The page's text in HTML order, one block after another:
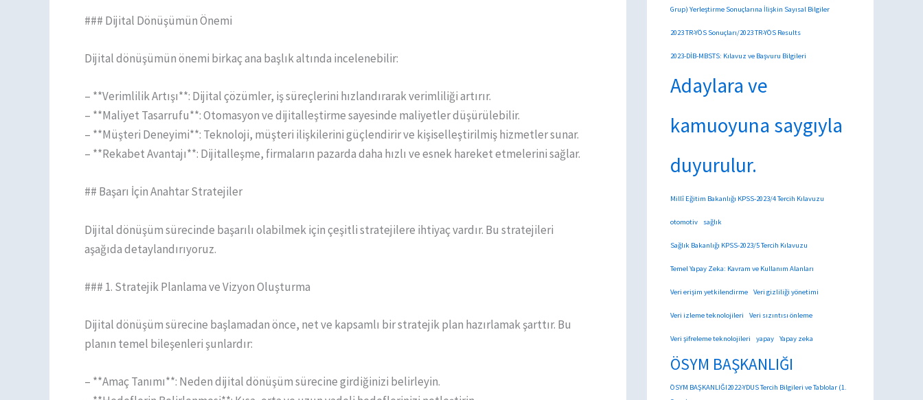
### Dijital Dönüşümün Önemi
Dijital dönüşümün önemi birkaç ana başlık altında incelenebilir:
– **Verimlilik Artışı**: Dijital çözümler, iş süreçlerini hızlandırarak verimliliği artırır.
– **Maliyet Tasarrufu**: Otomasyon ve dijitalleştirme sayesinde maliyetler düşürülebilir.
– **Müşteri Deneyimi**: Teknoloji, müşteri ilişkilerini güçlendirir ve kişiselleştirilmiş hizmetler sunar.
– **Rekabet Avantajı**: Dijitalleşme, firmaların pazarda daha hızlı ve esnek hareket etmelerini sağlar.
## Başarı İçin Anahtar Stratejiler
Dijital dönüşüm sürecinde başarılı olabilmek için çeşitli stratejilere ihtiyaç vardır. Bu stratejileri
aşağıda detaylandırıyoruz.
### 1. Stratejik Planlama ve Vizyon Oluşturma
Dijital dönüşüm sürecine başlamadan önce, net ve kapsamlı bir stratejik plan hazırlamak şarttır. Bu
planın temel bileşenleri şunlardır:
– **Amaç Tanımı**: Neden dijital dönüşüm sürecine girdiğinizi belirleyin.
Grup) Yerleştirme Sonuçlarına İlişkin Sayısal Bilgiler
2023 TR-YÖS Sonuçları/2023 TR-YÖS Results
2023-DİB-MBSTS: Kılavuz ve Başvuru Bilgileri
Adaylara ve
kamuoyuna saygıyla
duyurulur.
Millî Eğitim Bakanlığı KPSS-2023/4 Tercih Kılavuzu
otomotiv sağlık
Sağlık Bakanlığı KPSS-2023/5 Tercih Kılavuzu
Temel Yapay Zeka: Kavram ve Kullanım Alanları
Veri erişim yetkilendirme Veri gizliliği yönetimi
Veri izleme teknolojileri Veri sızıntısı önleme
Veri şifreleme teknolojileri yapay Yapay zeka
ÖSYM BAŞKANLIĞI
ÖSYM BAŞKANLIĞI2022-YDUS Tercih Bilgileri ve Tablolar (1.